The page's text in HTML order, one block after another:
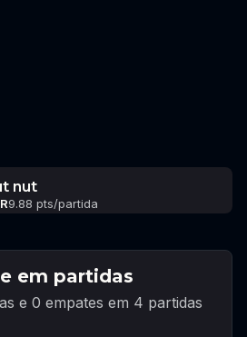
nut
9.88 pts/partida
em partidas
e 0 empates em 4 partidas